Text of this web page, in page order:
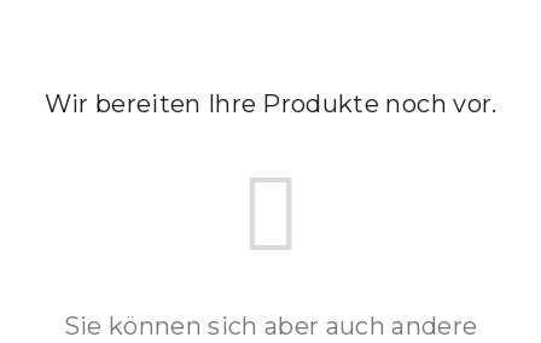
Wir bereiten Ihre Produkte noch vor.
Sie können sich aber auch andere